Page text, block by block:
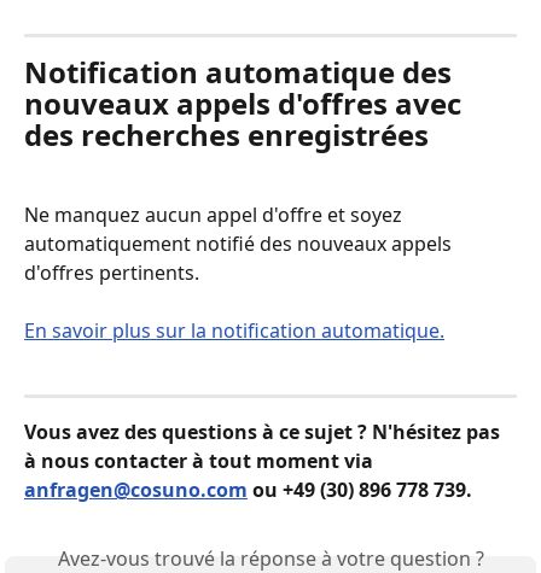
Notification automatique des
nouveaux appels d'offres avec
des recherches enregistrées
Ne manquez aucun appel d'offre et soyez
automatiquement notifié des nouveaux appels
d'offres pertinents.
En savoir plus sur la notification automatique.
Vous avez des questions à ce sujet ? N'hésitez pas
à nous contacter à tout moment via
anfragen@cosuno.com ou +49 (30) 896 778 739.
Avez-vous trouvé la réponse à votre question ?